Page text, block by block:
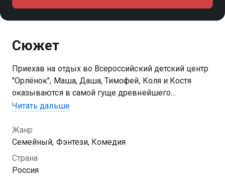
Сюжет
Приехав на отдых во Всероссийский детский центр
"Орлёнок", Маша, Даша, Тимофей, Коля и Костя
оказываются в самой гуще древнейшего
противостояния сил добра и зла. Пробудив одного
частью одной из легенд
Читать дальше
Жанр
Семейный, Фэнтези, Комедия
Страна
Россия